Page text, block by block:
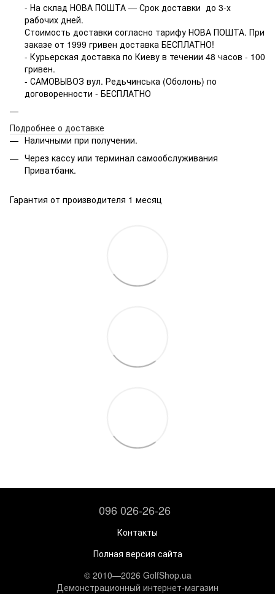
- На склад НОВА ПОШТА — Срок доставки до 3-х
рабочих дней.
Стоимость доставки согласно тарифу НОВА ПОШТА. При
заказе от 1999 гривен доставка БЕСПЛАТНО!
- Курьерская доставка по Киеву в течении 48 часов - 100
гривен.
- САМОВЫВОЗ вул. Редьчинська (Оболонь) по
договоренности - БЕСПЛАТНО
Подробнее о доставке
Наличными при получении.
Через кассу или терминал самообслуживания
Приватбанк.
Гарантия от производителя 1 месяц
096 026-26-26
Контакты
Полная версия сайта
© 2010—2026 GolfShop.ua
Демонстрационный интернет-магазин